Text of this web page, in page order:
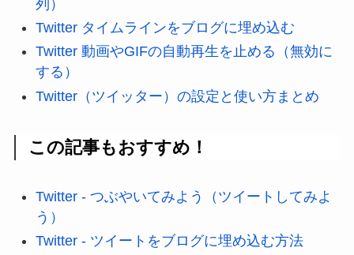
列）
Twitter タイムラインをブログに埋め込む
Twitter 動画やGIFの自動再生を止める（無効に
する）
Twitter（ツイッター）の設定と使い方まとめ
この記事もおすすめ！
Twitter - つぶやいてみよう（ツイートしてみよ
う）
Twitter - ツイートをブログに埋め込む方法